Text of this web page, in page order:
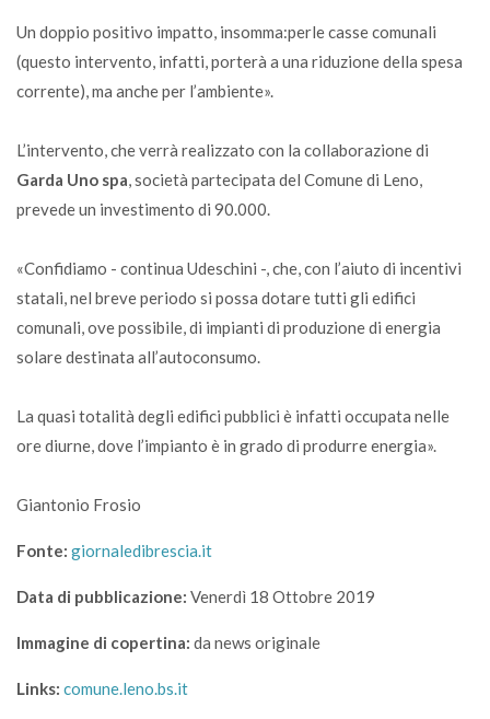
Un doppio positivo impatto, insomma:perle casse comunali
(questo intervento, infatti, porterà a una riduzione della spesa
corrente), ma anche per l’ambiente».
L’intervento, che verrà realizzato con la collaborazione di
Garda Uno spa, società partecipata del Comune di Leno,
prevede un investimento di 90.000.
«Confidiamo - continua Udeschini -, che, con l’aiuto di incentivi
statali, nel breve periodo si possa dotare tutti gli edifici
comunali, ove possibile, di impianti di produzione di energia
solare destinata all’autoconsumo.
La quasi totalità degli edifici pubblici è infatti occupata nelle
ore diurne, dove l’impianto è in grado di produrre energia».
Giantonio Frosio
Fonte: giornaledibrescia.it
Data di pubblicazione: Venerdì 18 Ottobre 2019
Immagine di copertina: da news originale
Links: comune.leno.bs.it